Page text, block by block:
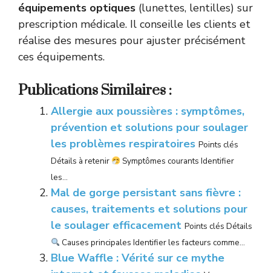
équipements optiques (lunettes, lentilles) sur
prescription médicale. Il conseille les clients et
réalise des mesures pour ajuster précisément
ces équipements.
Publications Similaires :
Allergie aux poussières : symptômes,
prévention et solutions pour soulager
les problèmes respiratoires Points clés
Détails à retenir
Symptômes courants Identifier
les...
Mal de gorge persistant sans fièvre :
causes, traitements et solutions pour
le soulager efficacement Points clés Détails
Causes principales Identifier les facteurs comme...
Blue Waffle : Vérité sur ce mythe